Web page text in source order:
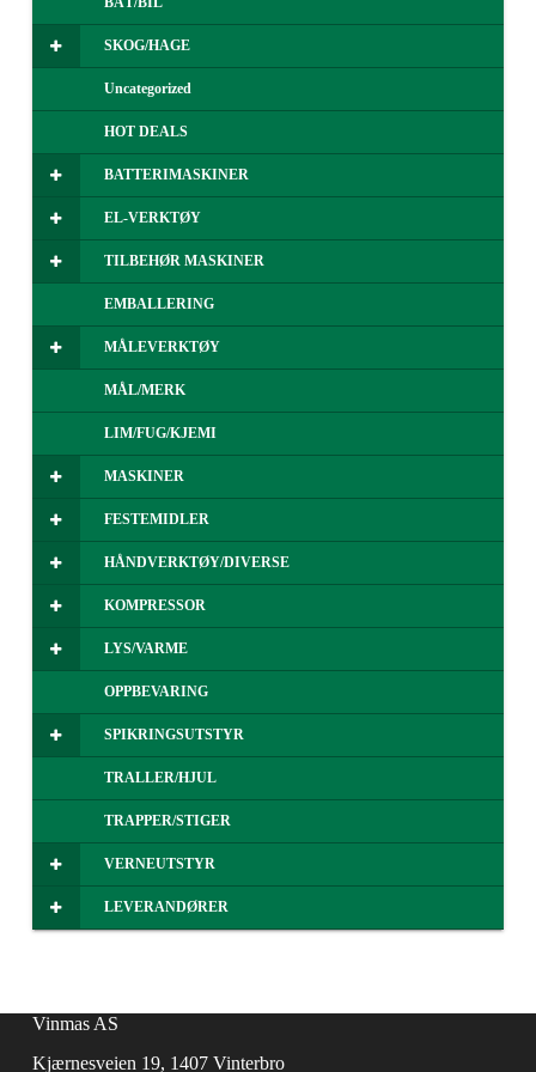
SKOG/HAGE
Uncategorized
HOT DEALS
BATTERIMASKINER
EL-VERKTØY
TILBEHØR MASKINER
EMBALLERING
MÅLEVERKTØY
MÅL/MERK
LIM/FUG/KJEMI
MASKINER
FESTEMIDLER
HÅNDVERKTØY/DIVERSE
KOMPRESSOR
LYS/VARME
OPPBEVARING
SPIKRINGSUTSTYR
TRALLER/HJUL
TRAPPER/STIGER
VERNEUTSTYR
LEVERANDØRER
Vinmas AS
Kjærnesveien 19, 1407 Vinterbro